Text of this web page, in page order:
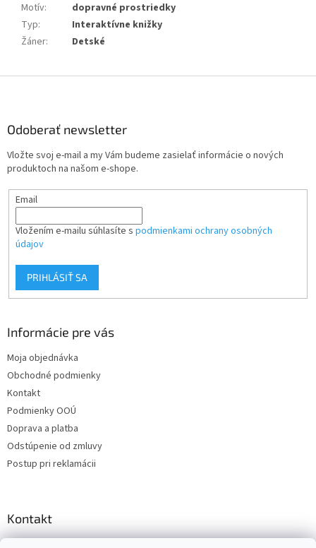
Motív:
dopravné prostriedky
Typ:
Interaktívne knižky
Žáner: Detské
Odoberať newsletter
Vložte svoj e-mail a my Vám budeme zasielať informácie o nových
produktoch na našom e-shope.
Email
Vložením e-mailu súhlasíte s podmienkami ochrany osobných
údajov
PRIHLÁSIŤ SA
Informácie pre vás
Moja objednávka
Obchodné podmienky
Kontakt
Podmienky OOÚ
Doprava a platba
Odstúpenie od zmluvy
Postup pri reklamácii
Kontakt